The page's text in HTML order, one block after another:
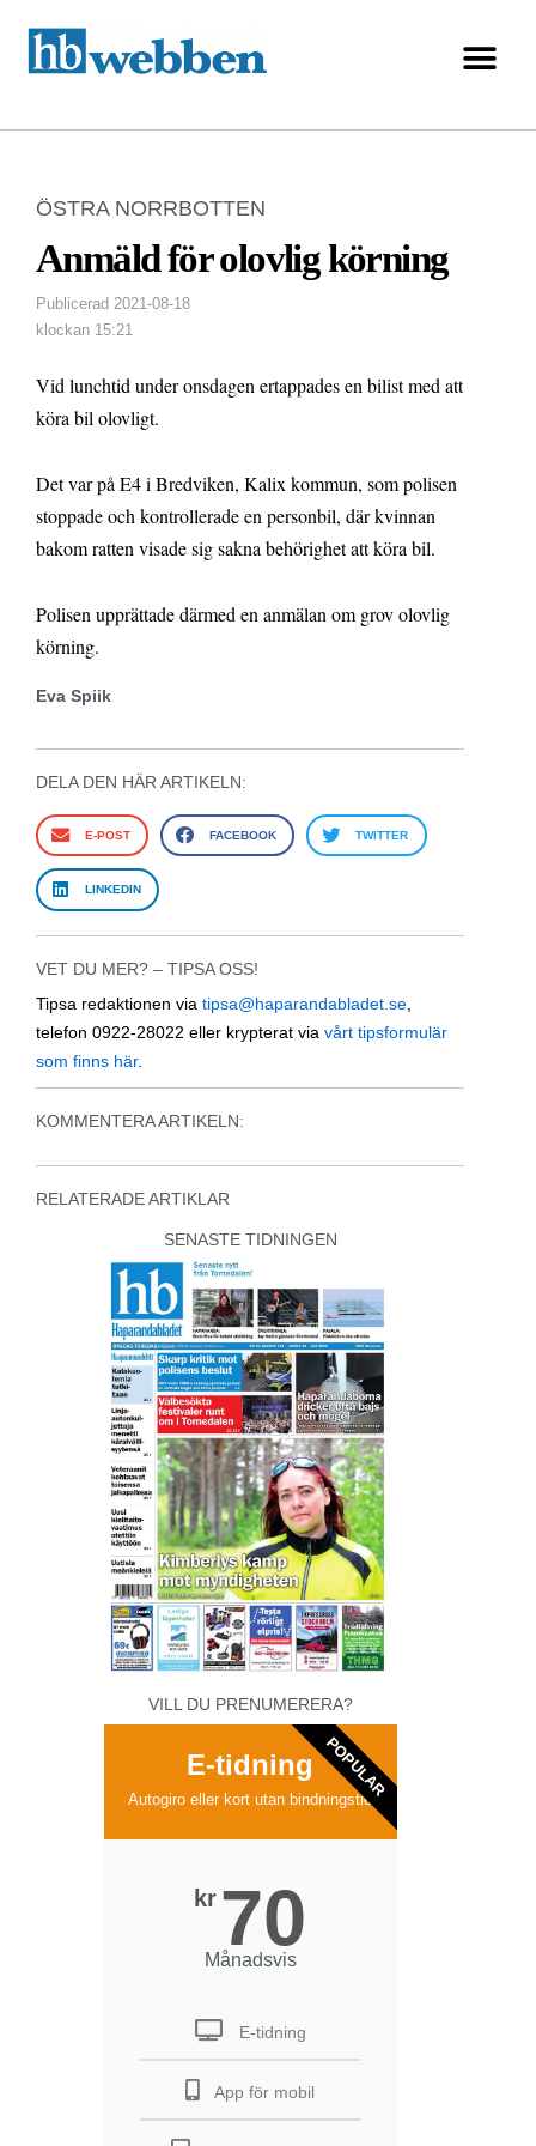
ÖSTRA NORRBOTTEN
Anmäld för olovlig körning
Publicerad 2021-08-18
klockan 15:21
Vid lunchtid under onsdagen ertappades en bilist med att
köra bil olovligt.
Det var på E4 i Bredviken, Kalix kommun, som polisen
stoppade och kontrollerade en personbil, där kvinnan
bakom ratten visade sig sakna behörighet att köra bil.
Polisen upprättade därmed en anmälan om grov olovlig
körning.
Eva Spiik
DELA DEN HÄR ARTIKELN:
E-POST FACEBOOK TWITTER
LINKEDIN
VET DU MER? – TIPSA OSS!
Tipsa redaktionen via tipsa@haparandabladet.se
telefon 0922-28022 eller krypterat via vårt tipsformulär
som finns här.
KOMMENTERA ARTIKELN:
RELATERADE ARTIKLAR
SENASTE TIDNINGEN
VILL DU PRENUMERERA?
E-tidning
Autogiro eller kort utan bindningstid
kr 70
Månadsvis
E-tidning
App för mobil
POPULAR